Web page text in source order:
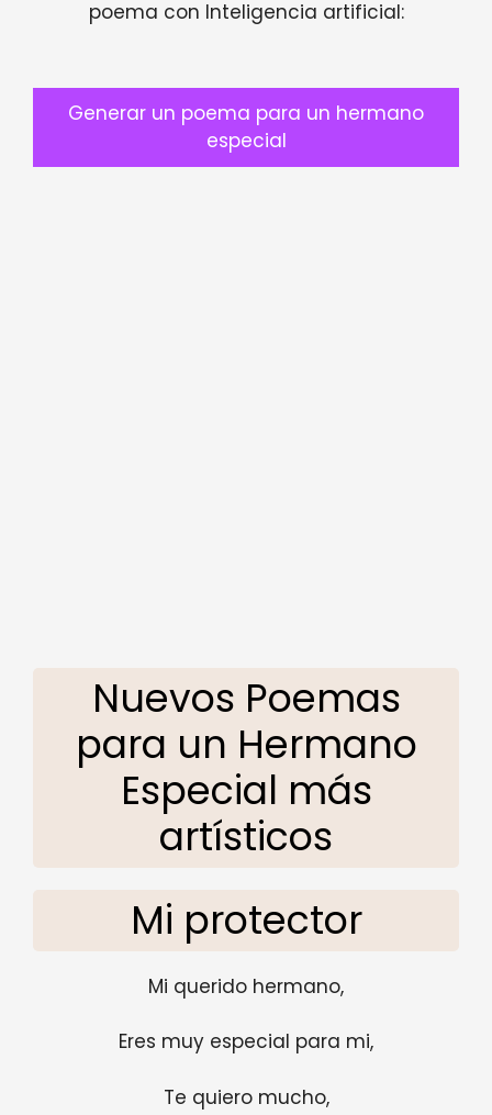
poema con Inteligencia artificial:
Generar un poema para un hermano
especial
Nuevos Poemas
para un Hermano
Especial más
artísticos
Mi protector
Mi querido hermano,
Eres muy especial para mi,
Te quiero mucho,